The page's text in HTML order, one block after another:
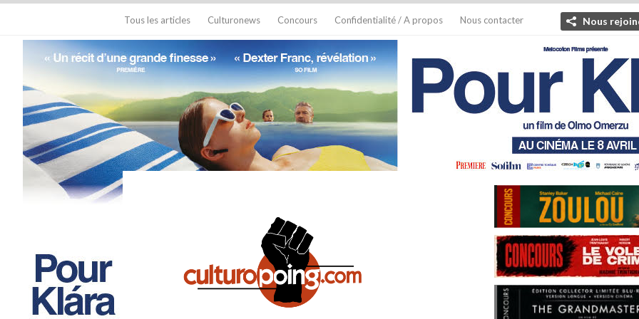
Tous les articles Culturonews Concours Confidentialité / A propos Nous contacter Nous